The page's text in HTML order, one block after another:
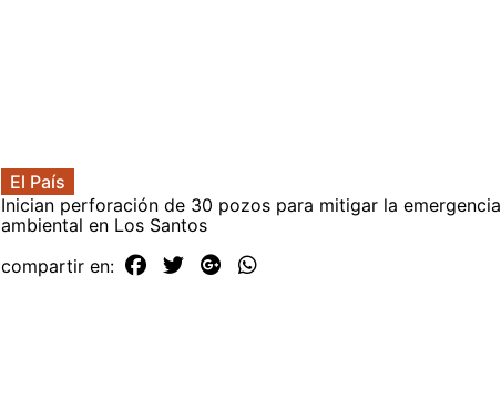
El País
Inician perforación de 30 pozos para mitigar la emergencia
ambiental en Los Santos
compartir en: